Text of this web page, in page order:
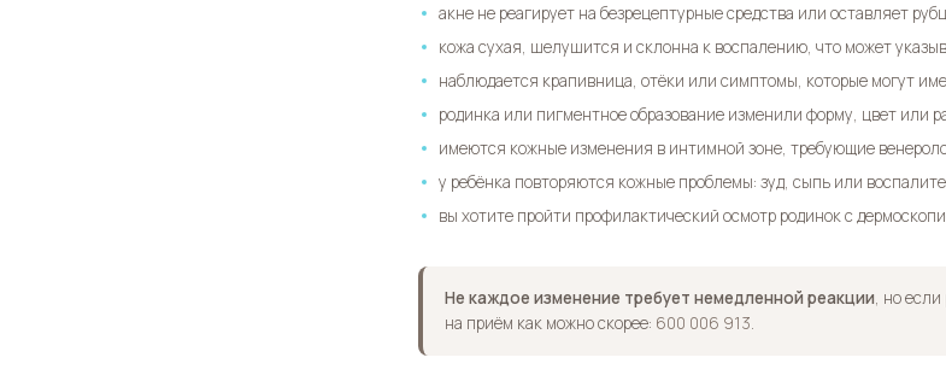
акне не реагирует на безрецептурные средства или оставляет
кожа сухая, шелушится и склонна к воспалению, что может
наблюдается крапивница, отёки или симптомы, которые могут
родинка или пигментное образование изменили форму, цвет или
имеются кожные изменения в интимной зоне, требующие
у ребёнка повторяются кожные проблемы: зуд, сыпь или
вы хотите пройти профилактический осмотр родинок с
Не каждое изменение требует немедленной реакции , но
на приём как можно скорее: 600 006 913